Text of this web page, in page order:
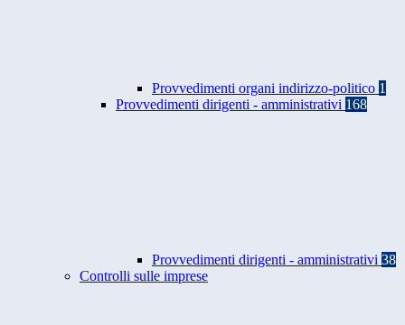
Provvedimenti organi indirizzo-politico 1
Provvedimenti dirigenti - amministrativi 168
Provvedimenti dirigenti - amministrativi 38
Controlli sulle imprese